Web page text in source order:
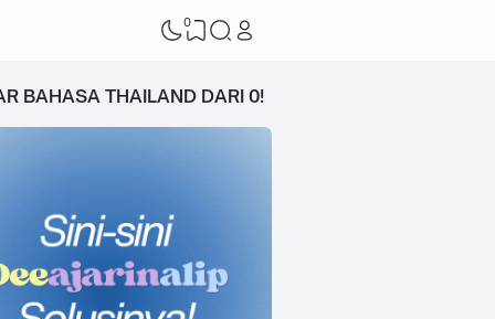
0
BAHASA THAILAND DARI 0!